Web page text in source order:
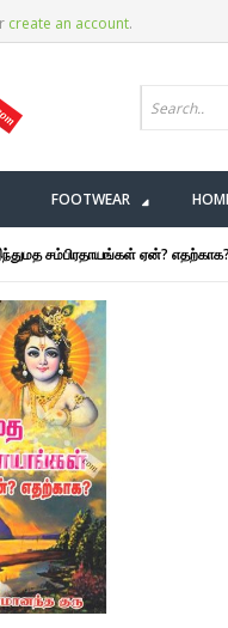
create an account.
FOOTWEAR
சம்பிரதாயங்கள் ஏன்? எதற்காக?